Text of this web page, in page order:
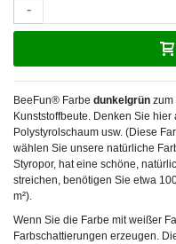
-
BeeFun® Farbe dunkelgrün zum
Kunststoffbeute. Denken Sie
Polystyrolschaum usw. (Diese
wählen Sie unsere natürliche
Styropor, hat eine schöne,
streichen, benötigen Sie etwa
m²).
Wenn Sie die Farbe mit weißer
Farbschattierungen erzeugen.